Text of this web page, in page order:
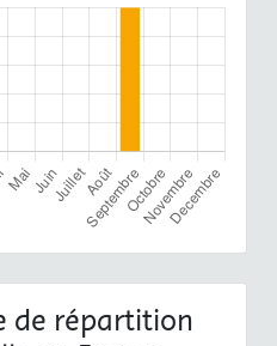
de répartition